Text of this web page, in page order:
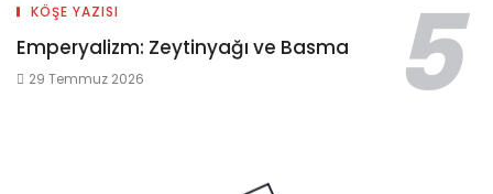
KÖŞE YAZISI
Emperyalizm: Zeytinyağı ve Basma
29 Temmuz 2026